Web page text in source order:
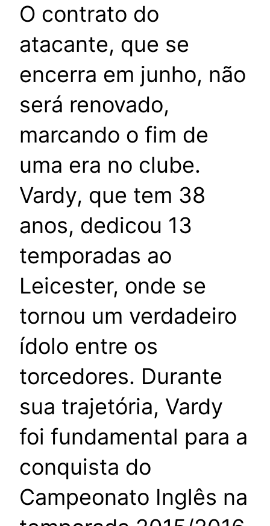
O contrato do
atacante, que se
encerra em junho, não
será renovado,
marcando o fim de
uma era no clube.
Vardy, que tem 38
anos, dedicou 13
temporadas ao
Leicester, onde se
tornou um verdadeiro
ídolo entre os
torcedores. Durante
sua trajetória, Vardy
foi fundamental para a
conquista do
Campeonato Inglês na